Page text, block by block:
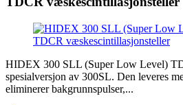
HIDEX 300 SLL (Super Low Level)
spesialversjon av 300SL. Den leveres
eliminerer bakgrunnspulser,...